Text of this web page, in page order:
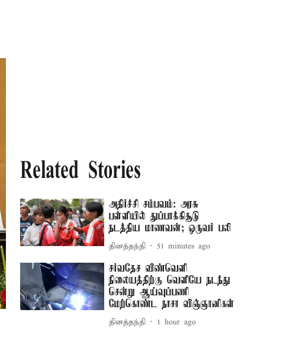
Related Stories
அதிர்ச்சி சம்பவம்: அரசு
பள்ளியில் துப்பாக்கிசூடு
நடத்திய மாணவன்; ஒருவர் பலி
தினத்தந்தி 51 minutes ago
சர்வதேச விண்வெளி
நிலையத்திற்கு வெளியே நடந்து
சென்று ஆய்வுப்பணி
மேற்கொண்ட நாசா விஞ்ஞானிகள்
தினத்தந்தி 1 hour ago